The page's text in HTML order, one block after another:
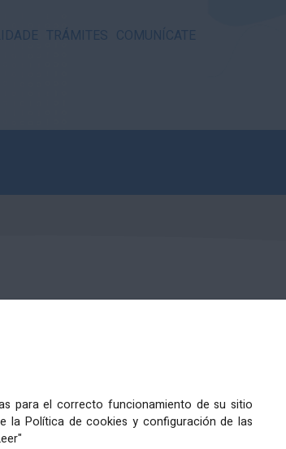
TRÁMITES COMUNÍCATE
para el correcto funcionamiento de su sitio
la Política de cookies y configuración de las